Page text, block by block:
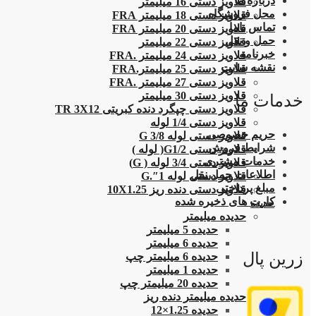
قلاویز دستی 18 میلیمتر FRA
قلاویز دستی 20 میلیمتر FRA
قلاویز دستی 22 میلیمتر
قلاویز دستی 24 میلیمتر .FRA
قلاویز دستی 25 میلیمتر.FRA
قلاویز دستی 27 میلیمتر .FRA
قلاویز دستی 30 میلیمتر
قلاویز دستی چپگرد دنده کبریتی TR 3X12
قلاویز دستی 1/4 لوله
قلاویز دستی لوله G 3/8
قلاویز دستی G1/2( لوله )
قلاویز دستی 3/4 لوله ( G)
قلاویز دستی لوله 1″.G
قلاویز دستی دنده ریز 10X1.25
حدیده
حدیده میلیمتر
حدیده 5 میلیمتر
حدیده 6 میلیمتر
حدیده 6 میلیمتر چپ
حدیده 1 میلیمتر
حدیده 20 میلیمتر چپ
حدیده میلیمتر دنده ریز
حدیده 1.25×12
محل فروشگاه
تماس باما
حمل و نقل
خبرنامه
نقشه سایت
خدمات ما
حریم خصوصی
شرایط فروش
خدمات مشتری
اطلاعات حمل نقل
مبلغ پرداختی
کارت های ذخیره شده
زرین پال